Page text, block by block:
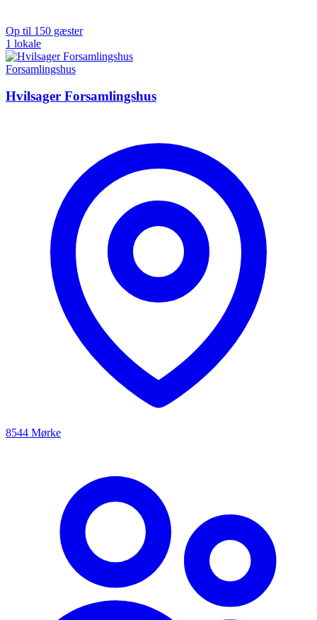
Op til 150 gæster
1 lokale
Forsamlingshus
Hvilsager Forsamlingshus
8544 Mørke